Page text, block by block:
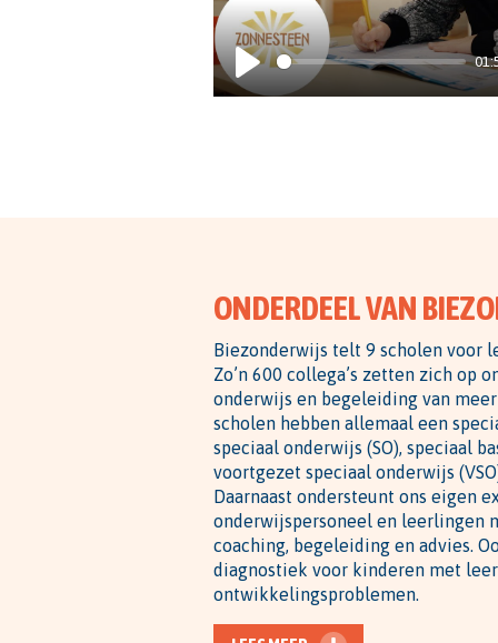
PLAY
ONDERDEEL VAN
Biezonderwijs telt 9 scholen voor
Zo’n 600 collega’s zetten zich op
onderwijs en begeleiding van
scholen hebben allemaal een
speciaal onderwijs (SO), speciaal
voortgezet speciaal onderwijs
Daarnaast ondersteunt ons eigen
onderwijspersoneel en leerlingen
coaching, begeleiding en advies.
diagnostiek voor kinderen met
ontwikkelingsproblemen.